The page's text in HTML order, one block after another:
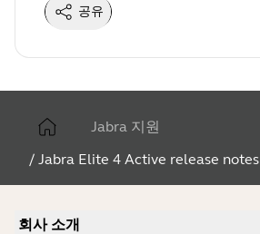
공유
Jabra 지원
/ Jabra Elite 4 Active release notes
회사 소개